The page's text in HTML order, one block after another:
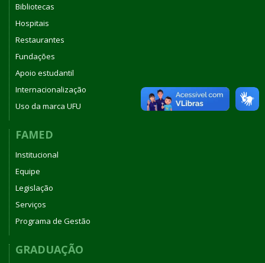
Bibliotecas
Hospitais
Restaurantes
Fundações
Apoio estudantil
Internacionalização
Uso da marca UFU
FAMED
Institucional
Equipe
Legislação
Serviços
Programa de Gestão
GRADUAÇÃO